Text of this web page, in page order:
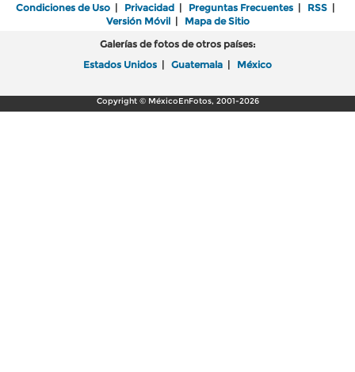
Condiciones de Uso | Privacidad | Preguntas Frecuentes | RSS |
Versión Móvil| Mapa de Sitio
Galerías de fotos de otros países:
Estados Unidos | Guatemala | México
Copyright © MéxicoEnFotos, 2001-2026